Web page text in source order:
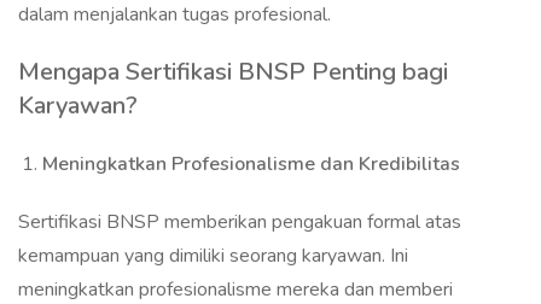
dalam menjalankan tugas profesional.
Mengapa Sertifikasi BNSP Penting bagi
Karyawan?
Meningkatkan Profesionalisme dan Kredibilitas
Sertifikasi BNSP memberikan pengakuan formal atas
kemampuan yang dimiliki seorang karyawan. Ini
meningkatkan profesionalisme mereka dan memberi